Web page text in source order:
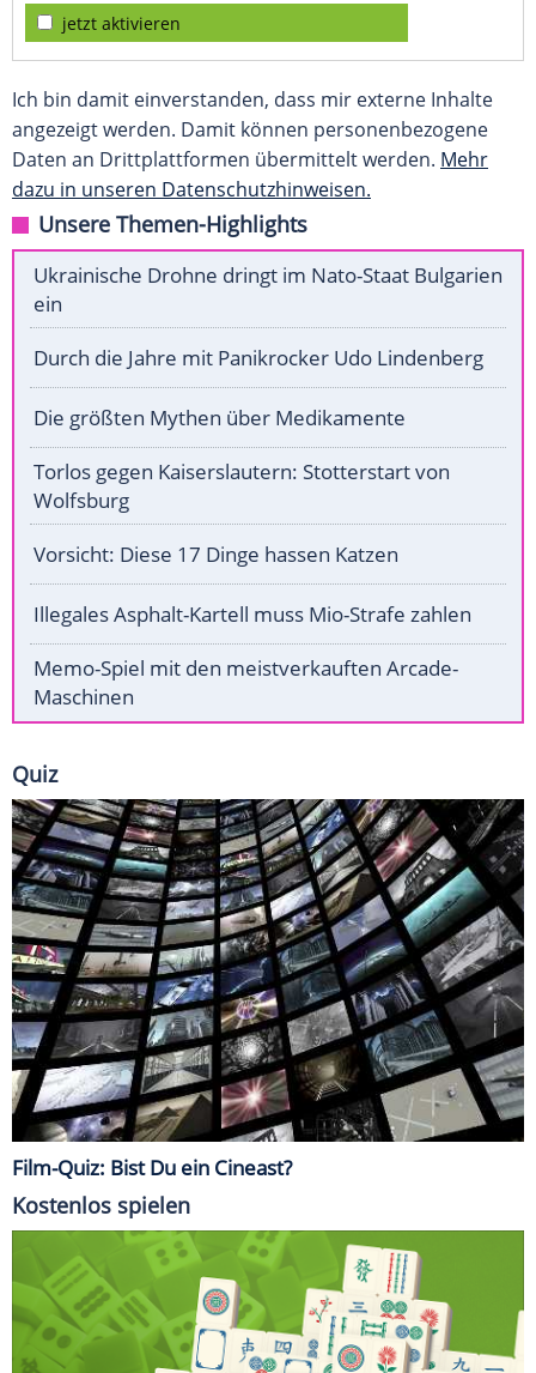
jetzt aktivieren
Ich bin damit einverstanden, dass mir externe Inhalte
angezeigt werden. Damit können personenbezogene
Daten an Drittplattformen übermittelt werden. Mehr
dazu in unseren Datenschutzhinweisen.
Unsere Themen-Highlights
Ukrainische Drohne dringt im Nato-Staat Bulgarien
ein
Durch die Jahre mit Panikrocker Udo Lindenberg
Die größten Mythen über Medikamente
Torlos gegen Kaiserslautern: Stotterstart von
Wolfsburg
Vorsicht: Diese 17 Dinge hassen Katzen
Illegales Asphalt-Kartell muss Mio-Strafe zahlen
Memo-Spiel mit den meistverkauften Arcade-
Maschinen
Quiz
Film-Quiz: Bist Du ein Cineast?
Kostenlos spielen